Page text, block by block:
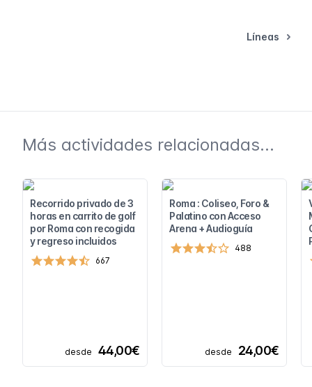
Líneas
Más actividades relacionadas...
Recorrido privado de 3
horas en carrito de golf
por Roma con recogida
y regreso incluidos
667
desde 44,00€
Roma : Coliseo, Foro &
Palatino con Acceso
Arena + Audioguía
488
desde 24,00€